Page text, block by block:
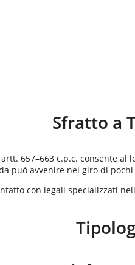
Sfratto a
657–663 c.p.c. consente
può avvenire nel giro di
con legali specializzati